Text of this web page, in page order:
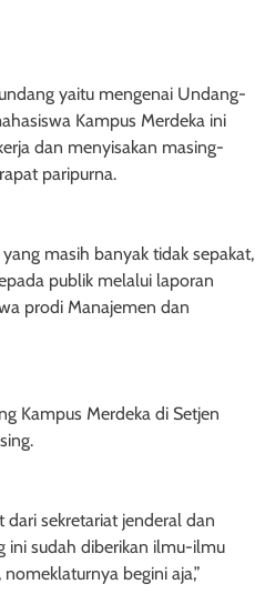
yaitu mengenai Undang-
Kampus Merdeka ini
dan menyisakan masing-
paripurna.
masih banyak tidak sepakat,
publik melalui laporan
prodi Manajemen dan
Kampus Merdeka di Setjen
dari sekretariat jenderal dan
ini sudah diberikan ilmu-ilmu
begini aja,”